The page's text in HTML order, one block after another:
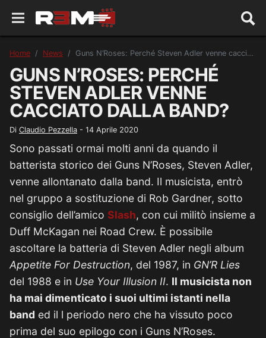
Home News Guns N’Roses: Perché Steven Adler venne cacciato dalla band?
GUNS N’ROSES: PERCHÉ
STEVEN ADLER VENNE
CACCIATO DALLA BAND?
Di Claudio Pezzella - 14 Aprile 2020
Sono passati ormai molti anni da quando il
batterista storico dei Guns N’Roses, Steven Adler,
venne allontanato dalla band. Il musicista, entrò
nel gruppo a sostituzione di Rob Gardner, sotto
consiglio dell’amico Slash, con cui militò insieme a
Duff McKagan nei Road Crew. È possibile
ascoltare la batteria di Steven Adler negli album
Appetite For Destruction, del 1987, in GN’R Lies
del 1988 e in Use Your Illusion II. Il musicista non
ha mai dimenticato i suoi ultimi istanti nella
band ed il l periodo nero che ha vissuto poco
prima del suo epilogo con i Guns N’Roses.